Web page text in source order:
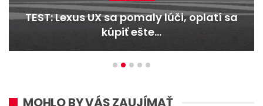
TEST: Dacia Duster hybrid-G 150 4×4 –
Trojitý útok
MOHLO BY VÁS ZAUJÍMAŤ